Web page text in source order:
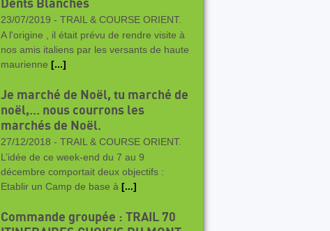
Dents Blanches
23/07/2019 - TRAIL & COURSE ORIENT.
A l'origine , il était prévu de rendre visite à
nos amis italiens par les versants de haute
maurienne [...]
Je marché de Noël, tu marché de
noël,… nous courrons les
marchés de Noël.
27/12/2018 - TRAIL & COURSE ORIENT.
L’idée de ce week-end du 7 au 9
décembre comportait deux objectifs :
Etablir un Camp de base à [...]
Commande groupée : TRAIL 70